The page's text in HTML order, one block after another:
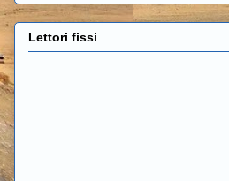
Lettori fissi